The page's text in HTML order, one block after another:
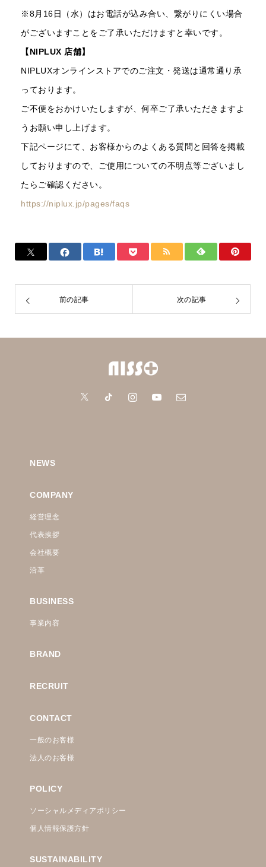
※8月16日（水）はお電話が込み合い、繋がりにくい場合
がございますことをご了承いただけますと幸いです。
【NIPLUX 店舗】
NIPLUXオンラインストアでのご注文・発送は通常通り承
っております。
ご不便をおかけいたしますが、何卒ご了承いただきますよ
うお願い申し上げます。
下記ページにて、お客様からのよくある質問と回答を掲載
しておりますので、ご使用についての不明点等ございまし
たらご確認ください。
https://niplux.jp/pages/faqs
前の記事 次の記事
NEWS
COMPANY
経営理念
代表挨拶
会社概要
沿革
BUSINESS
事業内容
BRAND
RECRUIT
CONTACT
一般のお客様
法人のお客様
POLICY
ソーシャルメディアポリシー
個人情報保護方針
SUSTAINABILITY